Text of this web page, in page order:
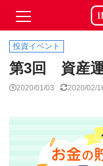
投資イベント
第3回 資産運
2020/01/03 2020/02/